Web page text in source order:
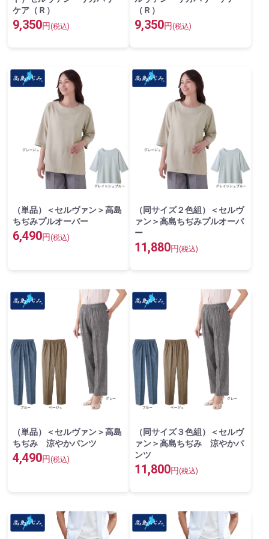
ケア（Ｒ）
9,350円 (税込)
（Ｒ）
9,350円 (税込)
（単品）＜セルヴァン＞高島
ちぢみプルオーバー
6,490円(税込)
（同サイズ２色組）＜セルヴ
ァン＞高島ちぢみプルオーバ
ー
11,880円(税込)
（単品）＜セルヴァン＞高島
ちぢみ 涼やかパンツ
4,490円 (税込)
（同サイズ３色組）＜セルヴ
ァン＞高島ちぢみ 涼やかパ
ンツ
11,800円 (税込)